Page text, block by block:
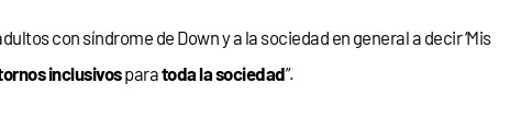
con síndrome de Down y a la sociedad en general a decir ‘Mis
inclusivosparatoda la sociedad”.